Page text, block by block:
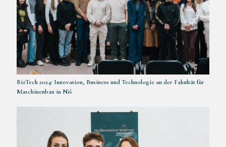
BizTech 2024: Innovation, Business und Technologie an der Fakultät für
Maschinenbau in Niš